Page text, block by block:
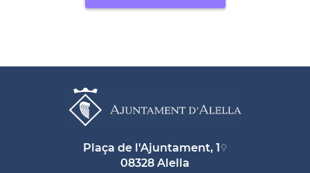
Plaça de l'Ajuntament, 1
08328 Alella